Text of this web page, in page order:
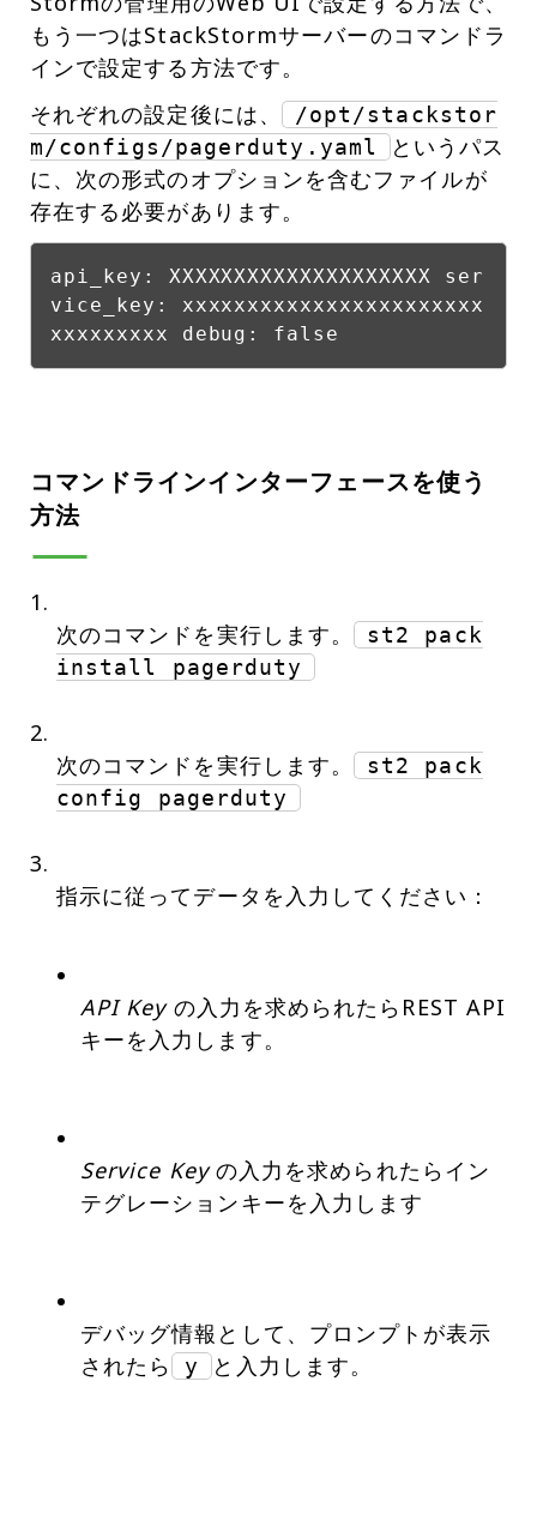
もう一つはStackStormサーバーのコマンドラ
インで設定する方法です。
それぞれの設定後には、
/opt/stackstor
m/configs/pagerduty.yaml
というパス
に、次の形式のオプションを含むファイルが
存在する必要があります。
api_key: XXXXXXXXXXXXXXXXXXXX ser
vice_key: xxxxxxxxxxxxxxxxxxxxxxx
xxxxxxxxx debug: false
コマンドラインインターフェースを使う
方法
次のコマンドを実行します。 st2 pack
install pagerduty
次のコマンドを実行します。 st2 pack
config pagerduty
指示に従ってデータを入力してください：
API Keyの入力を求められたらREST API
キーを入力します。
Service Keyの入力を求められたらイン
テグレーションキーを入力します
デバッグ情報として、プロンプトが表示
されたら y と入力します。